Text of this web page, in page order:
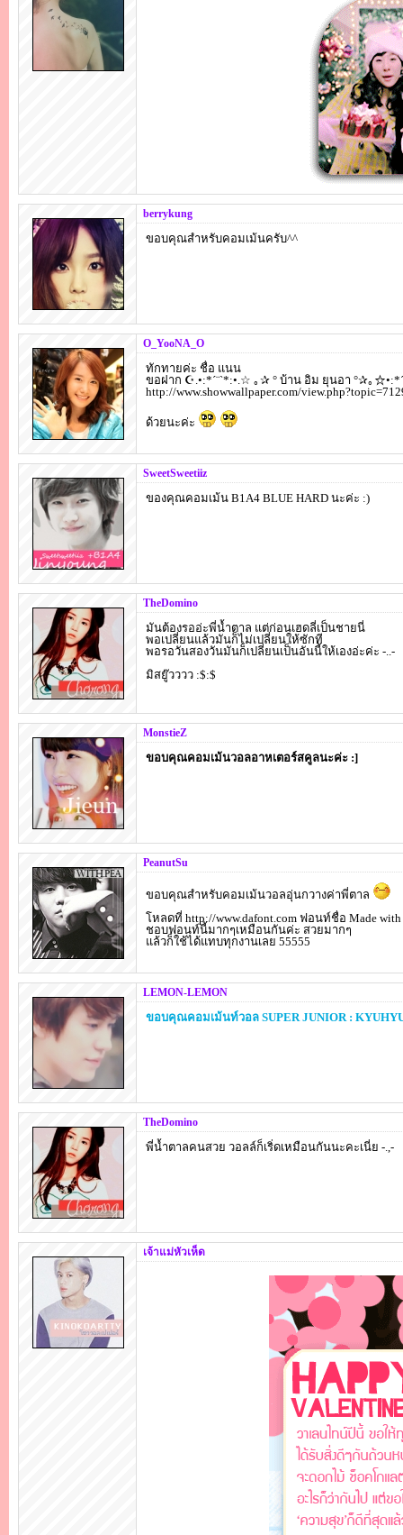
berrykung
ขอบคุณสำหรับคอมเม้นครับ^^
O_YooNA_O
ทักทายค่ะ ชื่อ แนน
ขอฝาก ☪.•:*´¨`*:•.☆ ｡✰ ° บ้าน อิม ยุนอา °✰｡
http://www.showwallpaper.com/
ด้วยนะค่ะ
SweetSweetiiz
ของคุณคอมเม้น B1A4 BLUE HARD นะค่ะ :)
TheDomino
มันต้องรออ่ะพี่น้ำตาล แต่ก่อนเฮดลี่เป็นชายนี่
พอเปลี่ยนแล้วมันก็ไม่เปลี่ยนให้ซักที
พอรอวันสองวันมันก็เปลี่ยนเป็นอันนี้ให้เองอ่ะค่ะ -..-
มิสยู๊วววว :$:$
MonstieZ
ขอบคุณคอมเม้นวอลอาหเตอร์สคูลนะค่ะ :]
PeanutSu
ขอบคุณสำหรับคอมเม้นวอลอุ่นกวางค่าพี่ตาล
โหลดที่ http://www.dafont.com ฟอนท์ชื่อ Made with
ชอบฟอนท์นี้มากๆเหมือนกันค่ะ สวยมากๆ
แล้วก็ใช้ได้แทบทุกงานเลย 55555
LEMON-LEMON
ขอบคุณคอมเม้นท์วอล SUPER JUNIOR :
TheDomino
พี่น้ำตาลคนสวย วอลล์ก็เริ่ดเหมือนกันนะคะเนี่ย -.,-
เจ้าแม่หัวเห็ด